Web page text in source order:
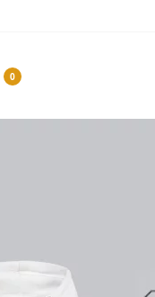
0